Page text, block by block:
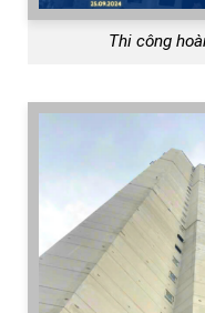
Thi công